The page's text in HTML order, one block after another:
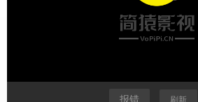
报错 刷新